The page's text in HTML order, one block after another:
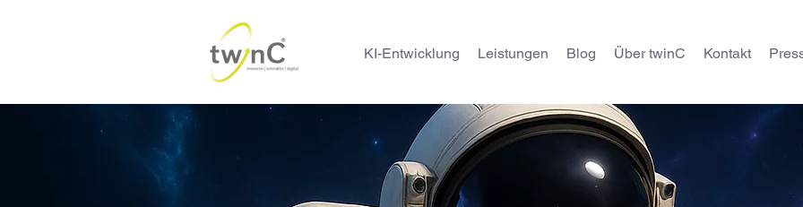
KI-Entwicklung Leistungen Blog Über twinC Kontakt